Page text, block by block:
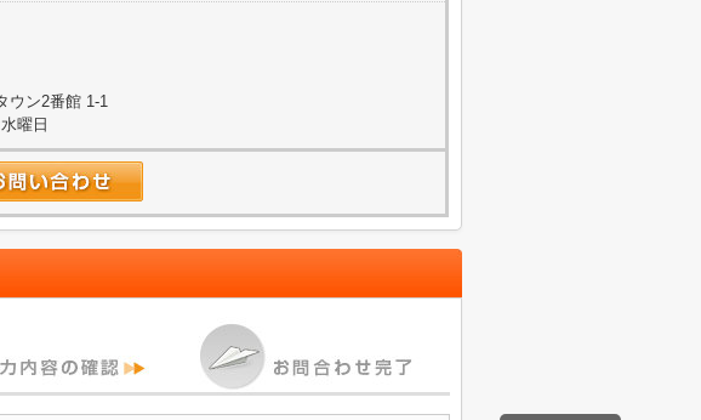
ウン2番館 1-1
曜日